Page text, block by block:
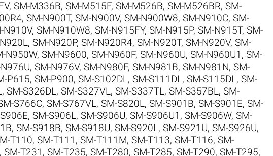
, SM-M336B, SM-M515F, SM-M526B, SM-M526BR, SM-
, SM-N900T, SM-N900V, SM-N900W8, SM-N910C, SM-
N910V, SM-N910W8, SM-N915FY, SM-N915P, SM-N915T, SM-
, SM-N920P, SM-N920R4, SM-N920T, SM-N920V, SM-
N950W, SM-N9600, SM-N960F, SM-N960U, SM-N960U1 , SM-
, SM-N976V, SM-N980F, SM-N981B, SM-N981N, SM-
P615, SM-P900, SM-S102DL, SM-S111DL, SM-S115DL, SM-
, SM-S326DL, SM-S327VL, SM-S337TL, SM-S357BL, SM-
S766C, SM-S767VL, SM-S820L, SM-S901B, SM-S901E, SM-
, SM-S906L, SM-S906U, SM-S906U1 , SM-S906W, SM-
, SM-S918B, SM-S918U, SM-S920L, SM-S921U, SM-S926U,
T110, SM-T111 , SM-T111M, SM-T113, SM-T116, SM-
, SM-T231 , SM-T235, SM-T280, SM-T285, SM-T290, SM-T295,